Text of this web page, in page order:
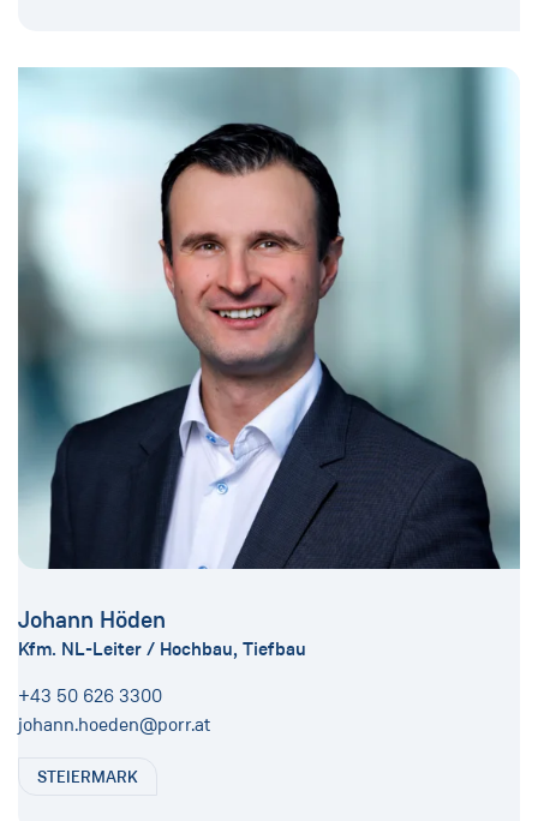
Johann Höden
Kfm. NL-Leiter / Hochbau, Tiefbau
+43 50 626 3300
johann.hoeden@porr.at
STEIERMARK